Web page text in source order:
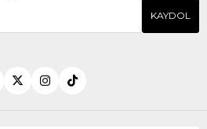
KAYDOL